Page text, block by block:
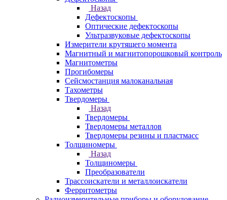
Назад
Дефектоскопы
Оптические дефектоскопы
Ультразвуковые дефектоскопы
Измерители крутящего момента
Магнитный и магнитопорошковый контроль
Магнитометры
Прогибомеры
Сейсмостанция малоканальная
Тахометры
Твердомеры
Назад
Твердомеры
Твердомеры металлов
Твердомеры резины и пластмасс
Толщиномеры
Назад
Толщиномеры
Преобразователи
Трассоискатели и металлоискатели
Ферритометры